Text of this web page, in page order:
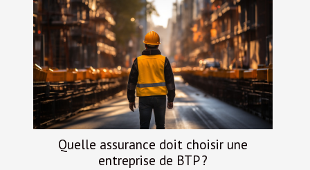
Quelle assurance doit choisir une
entreprise de BTP ?